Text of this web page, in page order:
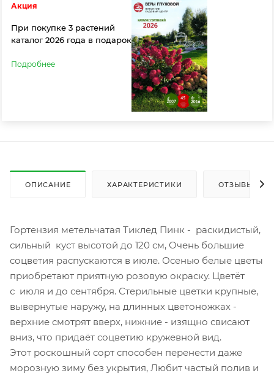
Акция
При покупке 3 растений
каталог 2026 года в подарок
Подробнее
ОПИСАНИЕ ХАРАКТЕРИСТИКИ ОТЗЫВЫ
Гортензия метельчатая Тиклед Пинк - раскидистый,
сильный куст высотой до 120 см, Очень большие
соцветия распускаются в июле. Осенью белые цветы
приобретают приятную розовую окраску. Цветёт
с июля и до сентября. Стерильные цветки крупные,
вывернутые наружу, на длинных цветоножках -
верхние смотрят вверх, нижние - изящно свисают
вниз, что придаёт соцветию кружевной вид.
Этот роскошный сорт способен перенести даже
морозную зиму без укрытия, Любит частый полив и